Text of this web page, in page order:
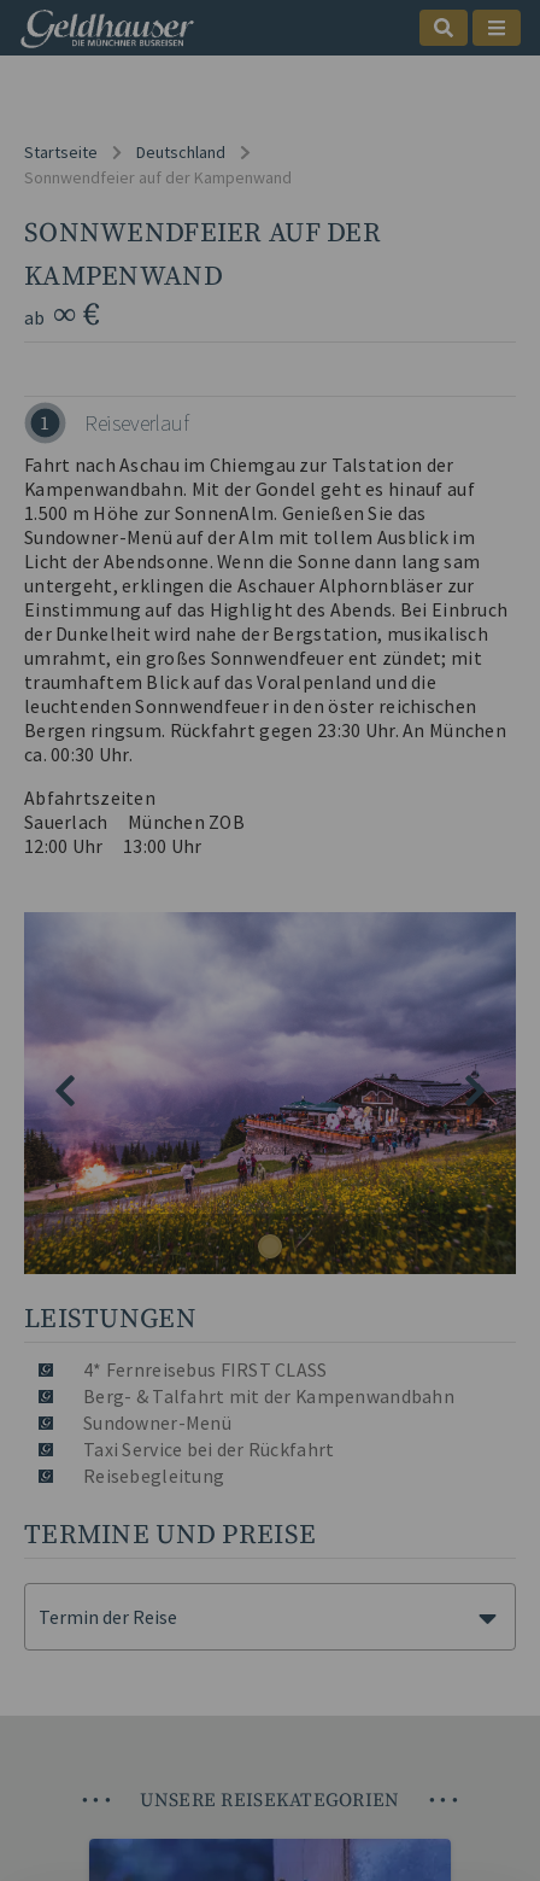
Startseite
Deutschland
Sonnwendfeier auf der Kampenwand
SONNWENDFEIER AUF DER
KAMPENWAND
ab ∞ €
1 Reiseverlauf
Fahrt nach Aschau im Chiemgau zur Talstation der
Kampenwandbahn. Mit der Gondel geht es hinauf auf
1.500 m Höhe zur SonnenAlm. Genießen Sie das
Sundowner-Menü auf der Alm mit tollem Ausblick im
Licht der Abendsonne. Wenn die Sonne dann lang sam
untergeht, erklingen die Aschauer Alphornbläser zur
Einstimmung auf das Highlight des Abends. Bei Einbruch
der Dunkelheit wird nahe der Bergstation, musikalisch
umrahmt, ein großes Sonnwendfeuer ent zündet; mit
traumhaftem Blick auf das Voralpenland und die
leuchtenden Sonnwendfeuer in den öster reichischen
Bergen ringsum. Rückfahrt gegen 23:30 Uhr. An München
ca. 00:30 Uhr.
Abfahrtszeiten
Sauerlach München ZOB
12:00 Uhr 13:00 Uhr
LEISTUNGEN
4* Fernreisebus FIRST CLASS
Berg- & Talfahrt mit der Kampenwandbahn
Sundowner-Menü
Taxi Service bei der Rückfahrt
Reisebegleitung
TERMINE UND PREISE
Termin der Reise
• • • UNSERE REISEKATEGORIEN • • •